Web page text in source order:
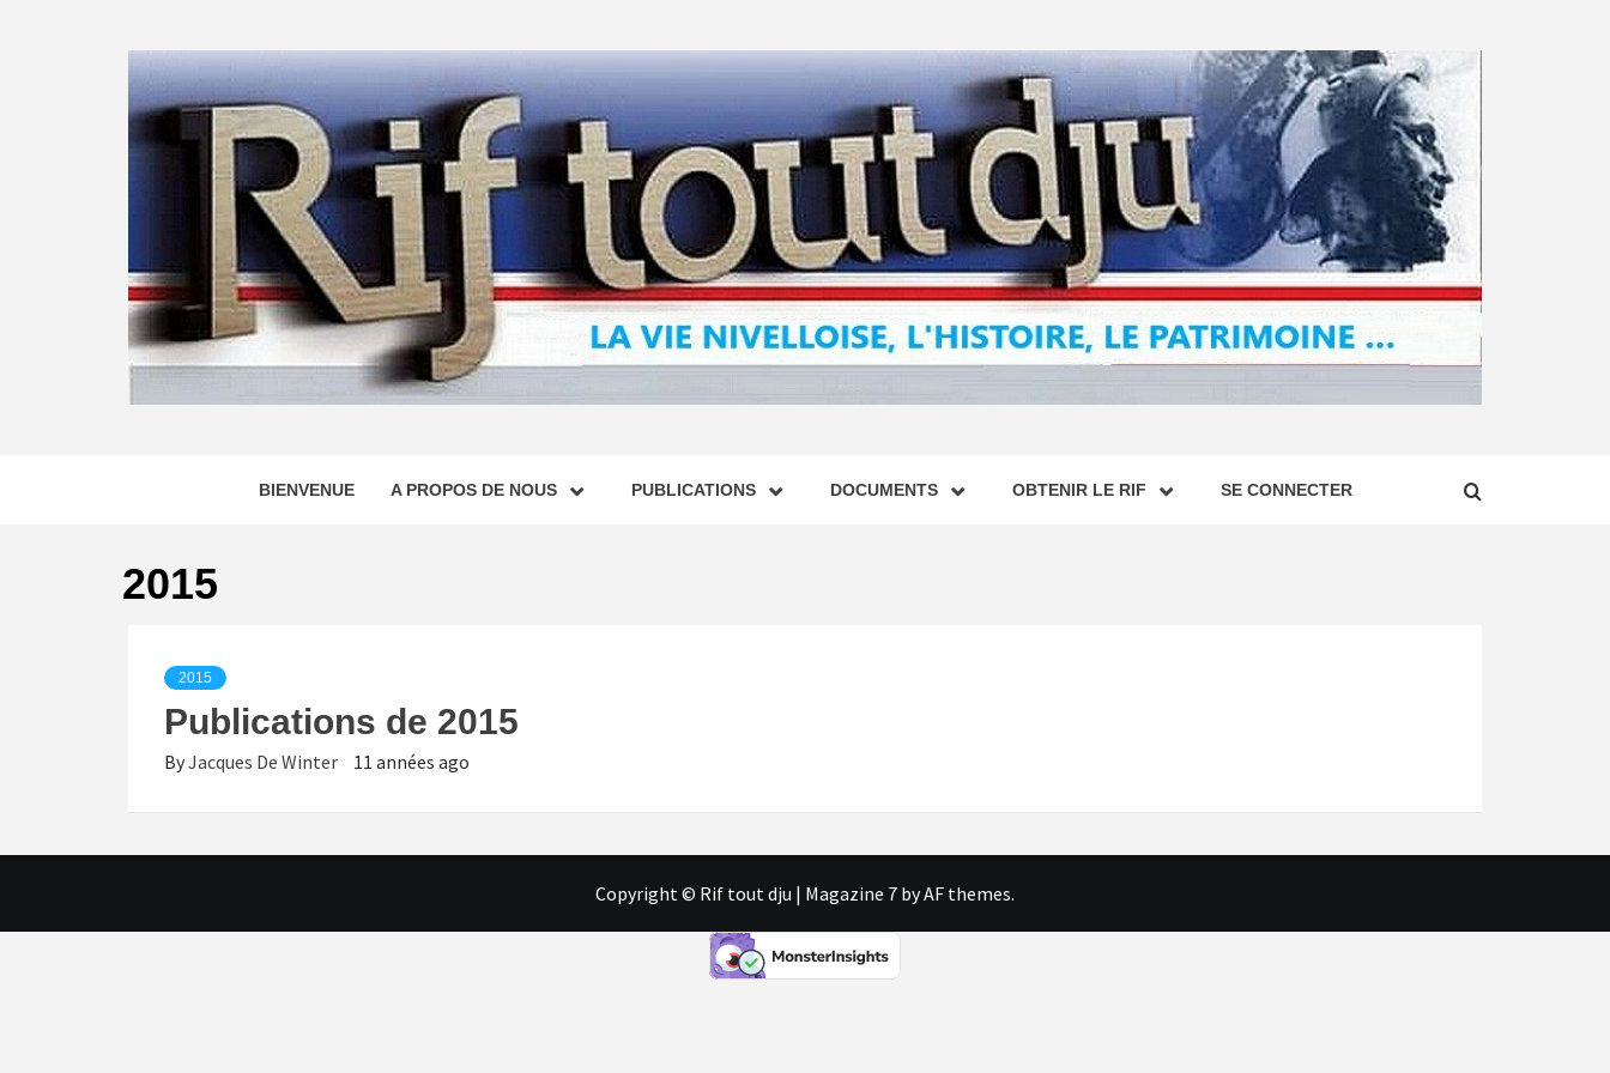
BIENVENUE A PROPOS DE NOUS PUBLICATIONS DOCUMENTS OBTENIR LE RIF SE CONNECTER
2015
2015
Publications de 2015
ByJacques De Winter 11 années ago
Copyright © Rif tout dju | Magazine 7 by AF themes.